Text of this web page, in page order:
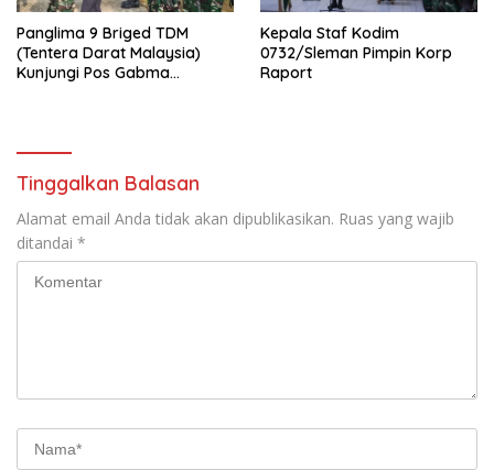
Panglima 9 Briged TDM
(Tentera Darat Malaysia)
Kunjungi Pos Gabma
Kepala Staf Kodim
0732/Sleman Pimpin Korp
Raport
Tinggalkan Balasan
Alamat email Anda tidak akan dipublikasikan. Ruas yang wajib
ditandai *